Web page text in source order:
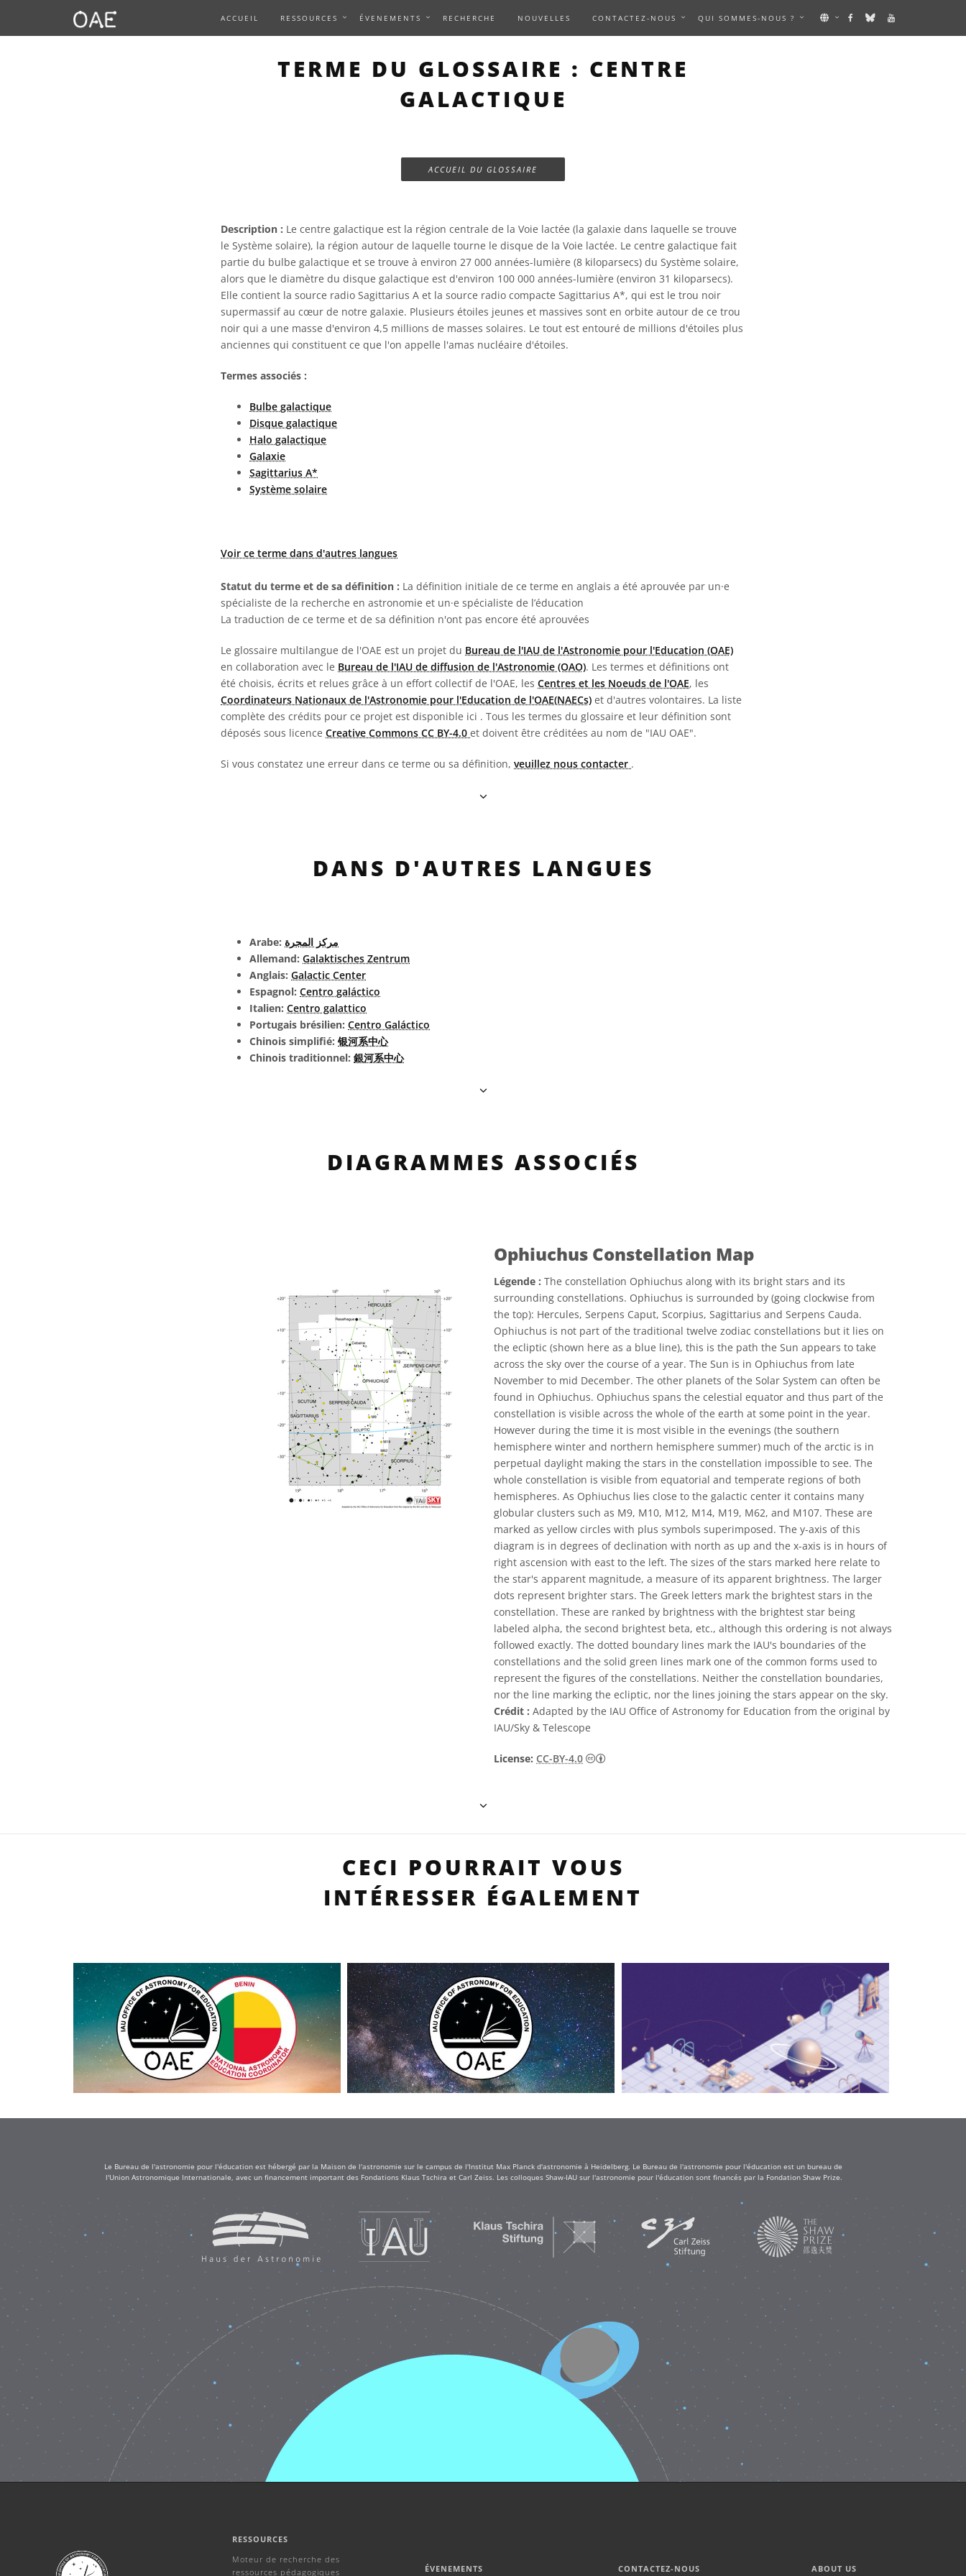
ACCUEIL RESSOURCES ÉVENEMENTS RECHERCHE NOUVELLES CONTACTEZ-NOUS QUI SOMMES-NOUS ?
TERME DU GLOSSAIRE : CENTRE
GALACTIQUE
ACCUEIL DU GLOSSAIRE
Description : Le centre galactique est la région centrale de la Voie lactée (la galaxie dans laquelle se trouve
le Système solaire), la région autour de laquelle tourne le disque de la Voie lactée. Le centre galactique fait
partie du bulbe galactique et se trouve à environ 27 000 années-lumière (8 kiloparsecs) du Système solaire,
alors que le diamètre du disque galactique est d'environ 100 000 années-lumière (environ 31 kiloparsecs).
Elle contient la source radio Sagittarius A et la source radio compacte Sagittarius A*, qui est le trou noir
supermassif au cœur de notre galaxie. Plusieurs étoiles jeunes et massives sont en orbite autour de ce trou
noir qui a une masse d'environ 4,5 millions de masses solaires. Le tout est entouré de millions d'étoiles plus
anciennes qui constituent ce que l'on appelle l'amas nucléaire d'étoiles.
Termes associés :
Bulbe galactique
Disque galactique
Halo galactique
Galaxie
Sagittarius A*
Système solaire
Voir ce terme dans d'autres langues
Statut du terme et de sa définition : La définition initiale de ce terme en anglais a été aprouvée par un·e
spécialiste de la recherche en astronomie et un·e spécialiste de l’éducation
La traduction de ce terme et de sa définition n'ont pas encore été aprouvées
Le glossaire multilangue de l'OAE est un projet du Bureau de l'IAU de l'Astronomie pour l'Education (OAE)
en collaboration avec le Bureau de l'IAU de diffusion de l'Astronomie (OAO). Les termes et définitions ont
été choisis, écrits et relues grâce à un effort collectif de l'OAE, les Centres et les Noeuds de l'OAE, les
Coordinateurs Nationaux de l'Astronomie pour l'Education de l'OAE(NAECs) et d'autres volontaires. La liste
complète des crédits pour ce projet est disponible ici . Tous les termes du glossaire et leur définition sont
déposés sous licence Creative Commons CC BY-4.0 et doivent être créditées au nom de "IAU OAE".
Si vous constatez une erreur dans ce terme ou sa définition, veuillez nous contacter .
DANS D'AUTRES LANGUES
Arabe: مركز المجرة
Allemand: Galaktisches Zentrum
Anglais: Galactic Center
Espagnol: Centro galáctico
Italien: Centro galattico
Portugais brésilien: Centro Galáctico
Chinois simplifié: 银河系中心
Chinois traditionnel: 銀河系中心
DIAGRAMMES ASSOCIÉS
Ophiuchus Constellation Map
Légende : The constellation Ophiuchus along with its bright stars and its
surrounding constellations. Ophiuchus is surrounded by (going clockwise from
the top): Hercules, Serpens Caput, Scorpius, Sagittarius and Serpens Cauda.
Ophiuchus is not part of the traditional twelve zodiac constellations but it lies on
the ecliptic (shown here as a blue line), this is the path the Sun appears to take
across the sky over the course of a year. The Sun is in Ophiuchus from late
November to mid December. The other planets of the Solar System can often be
found in Ophiuchus. Ophiuchus spans the celestial equator and thus part of the
constellation is visible across the whole of the earth at some point in the year.
However during the time it is most visible in the evenings (the southern
hemisphere winter and northern hemisphere summer) much of the arctic is in
perpetual daylight making the stars in the constellation impossible to see. The
whole constellation is visible from equatorial and temperate regions of both
hemispheres. As Ophiuchus lies close to the galactic center it contains many
globular clusters such as M9, M10, M12, M14, M19, M62, and M107. These are
marked as yellow circles with plus symbols superimposed. The y-axis of this
diagram is in degrees of declination with north as up and the x-axis is in hours of
right ascension with east to the left. The sizes of the stars marked here relate to
the star's apparent magnitude, a measure of its apparent brightness. The larger
dots represent brighter stars. The Greek letters mark the brightest stars in the
constellation. These are ranked by brightness with the brightest star being
labeled alpha, the second brightest beta, etc., although this ordering is not always
followed exactly. The dotted boundary lines mark the IAU's boundaries of the
constellations and the solid green lines mark one of the common forms used to
represent the figures of the constellations. Neither the constellation boundaries,
nor the line marking the ecliptic, nor the lines joining the stars appear on the sky.
Crédit : Adapted by the IAU Office of Astronomy for Education from the original by
IAU/Sky & Telescope
License: CC-BY-4.0 Creative Commons (CC) Attribution 4.0 International (CC BY 4.0) Icônes
CECI POURRAIT VOUS
INTÉRESSER ÉGALEMENT
Le Bureau de l'astronomie pour l'éducation est hébergé par la Maison de l'astronomie sur le campus de l'Institut Max Planck d'astronomie à Heidelberg. Le Bureau de l'astronomie pour l'éducation est un bureau de
l'Union Astronomique Internationale, avec un financement important des Fondations Klaus Tschira et Carl Zeiss. Les colloques Shaw-IAU sur l'astronomie pour l'éducation sont financés par la Fondation Shaw Prize.
RESSOURCES
Moteur de recherche des
ressources pédagogiques
ÉVENEMENTS CONTACTEZ-NOUS ABOUT US